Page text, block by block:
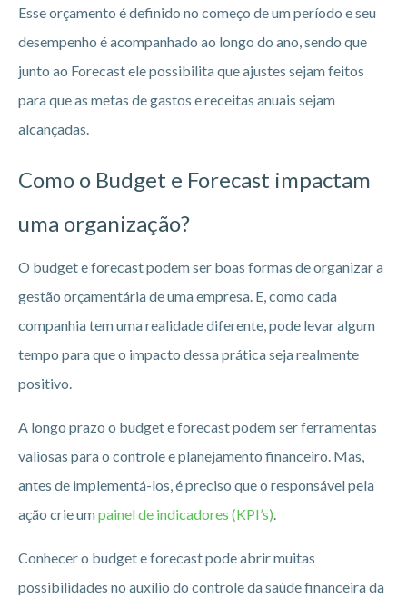
Esse orçamento é definido no começo de um período e seu
desempenho é acompanhado ao longo do ano, sendo que
junto ao Forecast ele possibilita que ajustes sejam feitos
para que as metas de gastos e receitas anuais sejam
alcançadas.
Como o Budget e Forecast impactam
uma organização?
O budget e forecast podem ser boas formas de organizar a
gestão orçamentária de uma empresa. E, como cada
companhia tem uma realidade diferente, pode levar algum
tempo para que o impacto dessa prática seja realmente
positivo.
A longo prazo o budget e forecast podem ser ferramentas
valiosas para o controle e planejamento financeiro. Mas,
antes de implementá-los, é preciso que o responsável pela
ação crie umpainel de indicadores (KPI’s).
Conhecer o budget e forecast pode abrir muitas
possibilidades no auxílio do controle da saúde financeira da